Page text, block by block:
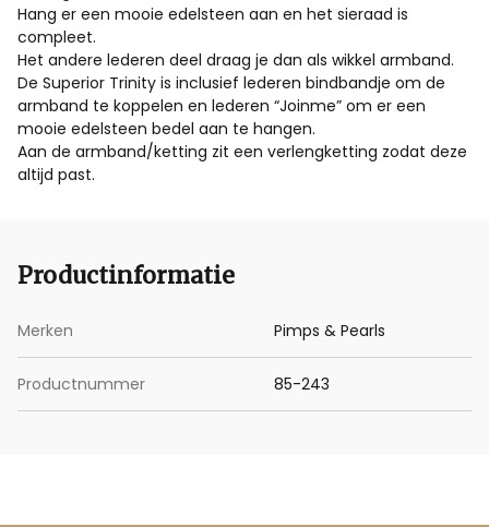
Hang er een mooie edelsteen aan en het sieraad is
compleet.
Het andere lederen deel draag je dan als wikkel armband.
De Superior Trinity is inclusief lederen bindbandje om de
armband te koppelen en lederen “Joinme” om er een
mooie edelsteen bedel aan te hangen.
Aan de armband/ketting zit een verlengketting zodat deze
altijd past.
Productinformatie
Merken Pimps & Pearls
Productnummer 85-243